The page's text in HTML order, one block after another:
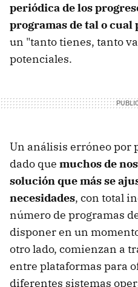
periódica de los
programas de tal o cual
un "tanto tienes, tanto
potenciales.
Un análisis erróneo por
dado que muchos de
solución que más se
necesidades, con total
número de programas
disponer en un
otro lado, comienzan a
entre plataformas para
diferentes sistemas